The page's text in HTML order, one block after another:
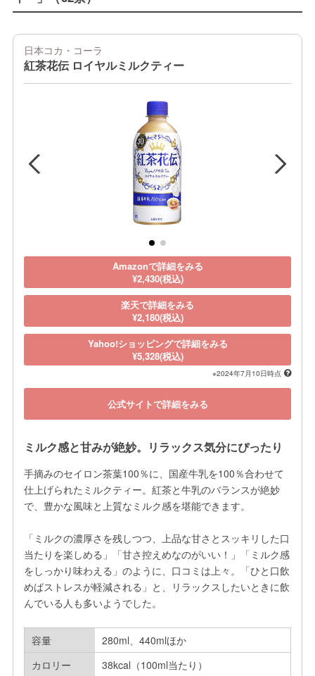
日本コカ・コーラ
紅茶花伝 ロイヤルミルクティー
Amazonで詳細をみる
¥2,430(税込)
楽天で詳細をみる
¥2,180(税込)
Yahoo!ショッピングで詳細をみる
¥5,328(税込)
※2024年7月10日時点
公式サイトで詳細をみる
ミルク感と甘みが絶妙。リラックス気分にぴったり
手摘みのセイロン茶葉100％に、国産牛乳を100％合わせて
仕上げられたミルクティー。紅茶と牛乳のバランスが絶妙
で、豊かな風味と上質なミルク感を堪能できます。
「ミルクの濃厚さを残しつつ、上品な甘さとスッキリした口
当たりを楽しめる」「甘さ控えめなのがいい！」「ミルク感
をしっかり味わえる」のように、口コミは上々。「ひと口飲
めばストレスが軽減される」と、リラックスしたいときに飲
んでいる人も多いようでした。
容量
280ml、440mlほか
カロリー
38kcal（100ml当たり）